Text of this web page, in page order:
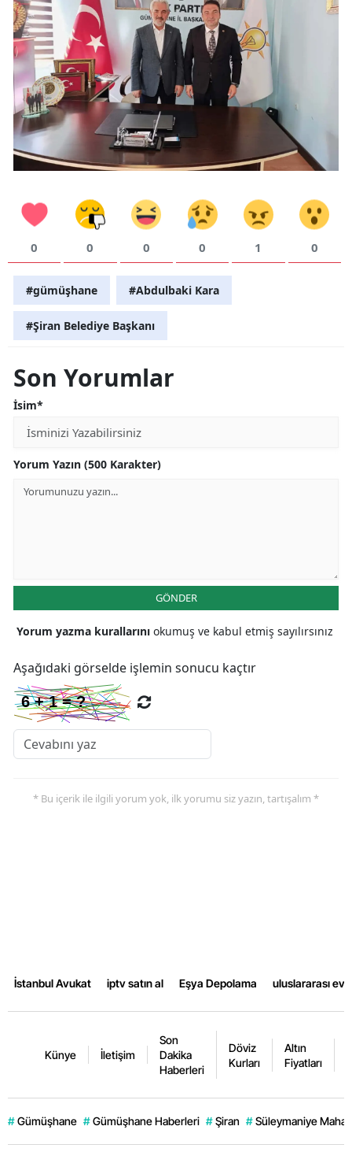
0 0 0 0 1 0
#gümüşhane #Abdulbaki Kara
#Şiran Belediye Başkanı
Son Yorumlar
İsim*
Yorum Yazın (500 Karakter)
GÖNDER
Yorum yazma kurallarını okumuş ve kabul etmiş sayılırsınız
Aşağıdaki görselde işlemin sonucu kaçtır
* Bu içerik ile ilgili yorum yok, ilk yorumu siz yazın, tartışalım *
İstanbul Avukat iptv satın al Eşya Depolama uluslararası
Künye İletişim
Son
Dakika
Haberleri
Döviz
Kurları
Altın
Fiyatları
# Gümüşhane # Gümüşhane Haberleri # Şiran # Süleymaniye